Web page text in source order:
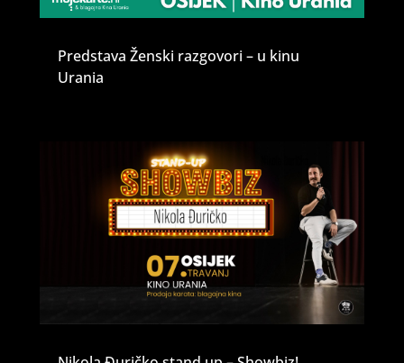
Predstava Ženski razgovori – u kinu
Urania